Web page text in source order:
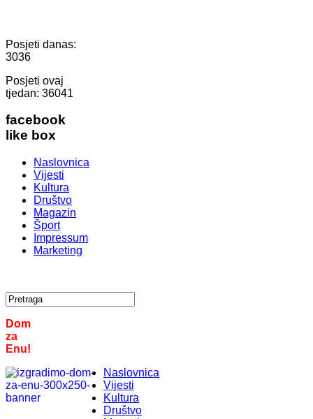
Posjeti danas:
3036
Posjeti ovaj
tjedan: 36041
facebook
like box
Naslovnica
Vijesti
Kultura
Društvo
Magazin
Šport
Impressum
Marketing
Dom
za
Enu!
Naslovnica
Vijesti
Kultura
Društvo